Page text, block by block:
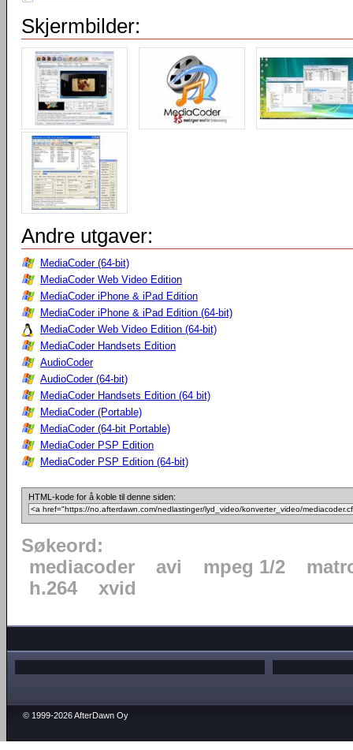
Skjermbilder:
Andre utgaver:
MediaCoder (64-bit)
MediaCoder Web Video Edition
MediaCoder iPhone & iPad Edition
MediaCoder iPhone & iPad Edition (64-bit)
MediaCoder Web Video Edition (64-bit)
MediaCoder Handsets Edition
AudioCoder
AudioCoder (64-bit)
MediaCoder Handsets Edition (64 bit)
MediaCoder (Portable)
MediaCoder (64-bit Portable)
MediaCoder PSP Edition
MediaCoder PSP Edition (64-bit)
HTML-kode for å koble til denne siden:
Søkeord:
mediacoder
avi mpeg 1/2
h.264
xvid
© 1999-2026 AfterDawn Oy